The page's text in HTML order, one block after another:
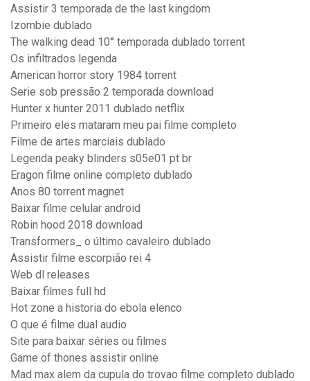
Assistir 3 temporada de the last kingdom
Izombie dublado
The walking dead 10° temporada dublado torrent
Os infiltrados legenda
American horror story 1984 torrent
Serie sob pressão 2 temporada download
Hunter x hunter 2011 dublado netflix
Primeiro eles mataram meu pai filme completo
Filme de artes marciais dublado
Legenda peaky blinders s05e01 pt br
Eragon filme online completo dublado
Anos 80 torrent magnet
Baixar filme celular android
Robin hood 2018 download
Transformers_ o último cavaleiro dublado
Assistir filme escorpião rei 4
Web dl releases
Baixar filmes full hd
Hot zone a historia do ebola elenco
O que é filme dual audio
Site para baixar séries ou filmes
Game of thones assistir online
Mad max alem da cupula do trovao filme completo dublado